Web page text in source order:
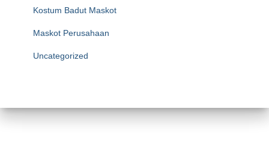
Kostum Badut Maskot
Maskot Perusahaan
Uncategorized